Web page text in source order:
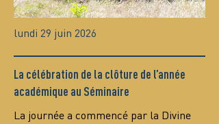
lundi 29 juin 2026
La célébration de la clôture de l’année
académique au Séminaire
La journée a commencé par la Divine